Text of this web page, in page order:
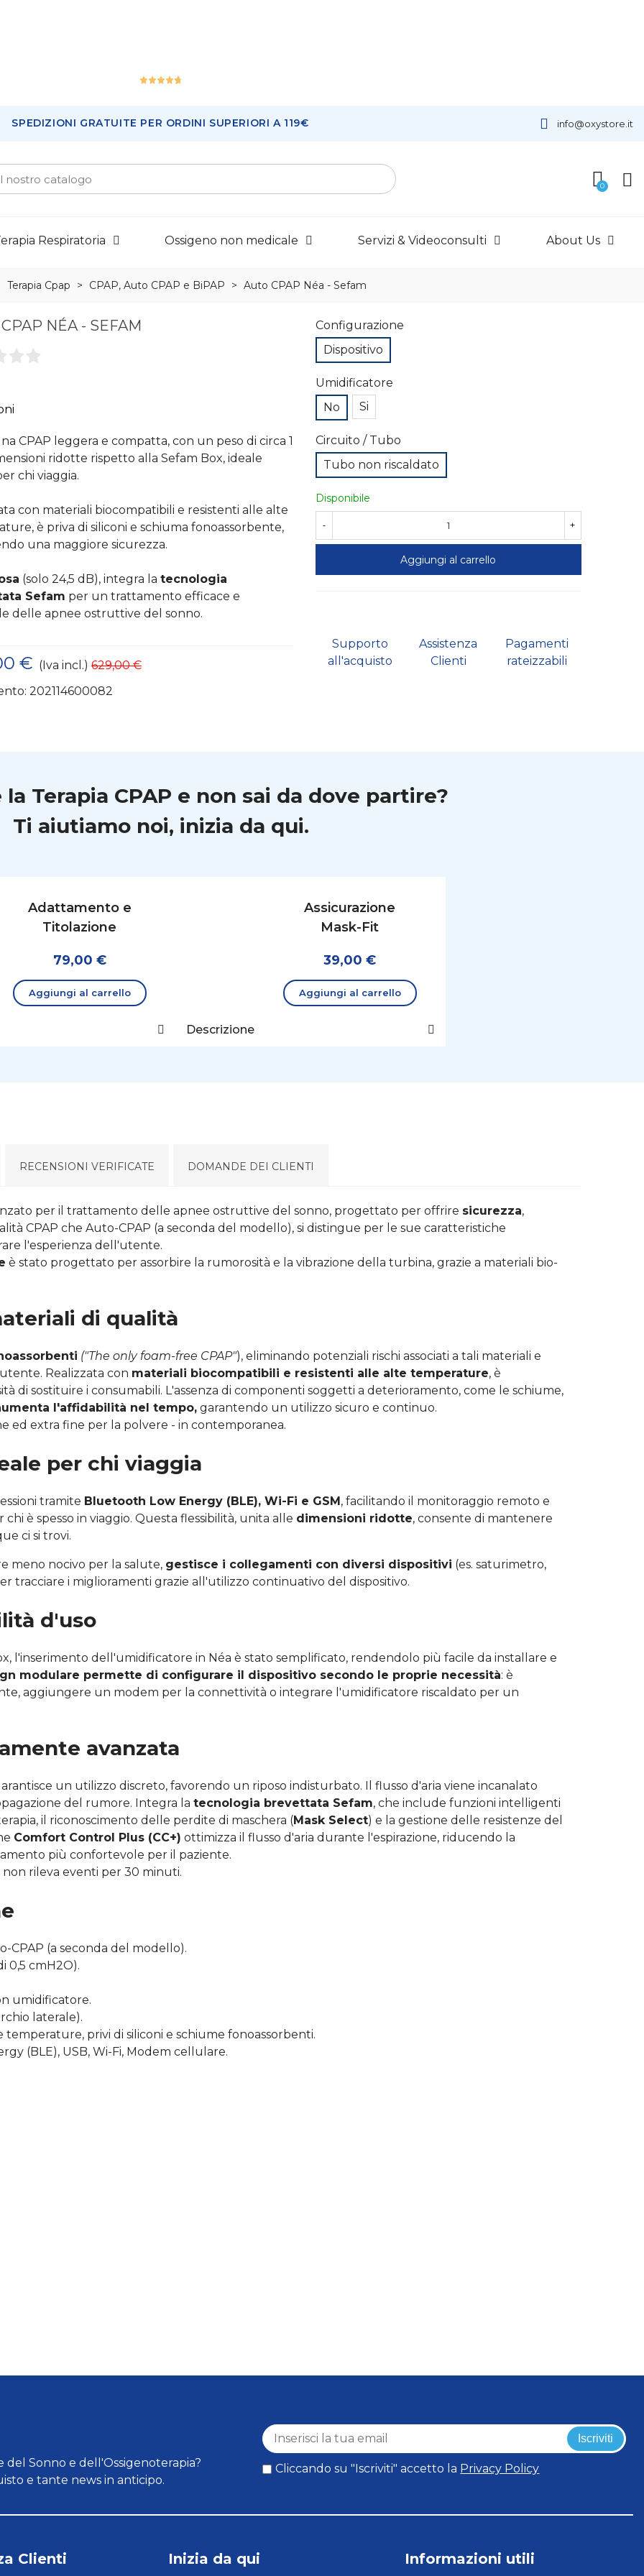
SPEDIZIONI GRATUITE PER ORDINI SUPERIORI A 119€
Ottimo
Recensioni
info@oxystore.it
Respiratoria Ossigeno non medicale Servizi & Videoconsulti About Us
Terapia Cpap > CPAP, Auto CPAP e BiPAP > Auto CPAP Néa - Sefam
NÉA - SEFAM
CPAP leggera e compatta, con un peso di circa 1
ridotte rispetto alla Sefam Box, ideale
chi viaggia.
con materiali biocompatibili e resistenti alle alte
è priva di siliconi e schiuma fonoassorbente,
una maggiore sicurezza.
(solo 24,5 dB), integra la tecnologia
Sefam per un trattamento efficace e
delle apnee ostruttive del sonno.
€ (Iva incl.) 629,00 €
202114600082
Configurazione
Dispositivo
Umidificatore
No
Si
Circuito / Tubo
Tubo non riscaldato
Disponibile
- +
Aggiungi al carrello
Supporto
all'acquisto
Assistenza
Clienti
Pagamenti
rateizzabili
Terapia CPAP e non sai da dove partire?
Ti aiutiamo noi, inizia da qui.
Adattamento e
Titolazione
79,00 €
Aggiungi al carrello
Assicurazione
Mask-Fit
39,00 €
Aggiungi al carrello
Descrizione
RECENSIONI VERIFICATE DOMANDE DEI CLIENTI
per il trattamento delle apnee ostruttive del sonno, progettato per offrire sicurezza,
CPAP che Auto-CPAP (a seconda del modello), si distingue per le sue caratteristiche
l'esperienza dell'utente.
è stato progettato per assorbire la rumorosità e la vibrazione della turbina, grazie a materiali bio-
di qualità
("The only foam-free CPAP"), eliminando potenziali rischi associati a tali materiali e
Realizzata con materiali biocompatibili e resistenti alle alte temperature, è
di sostituire i consumabili. L'assenza di componenti soggetti a deterioramento, come le schiume,
l'affidabilità nel tempo, garantendo un utilizzo sicuro e continuo.
ed extra fine per la polvere - in contemporanea.
per chi viaggia
tramite Bluetooth Low Energy (BLE), Wi-Fi e GSM, facilitando il monitoraggio remoto e
è spesso in viaggio. Questa flessibilità, unita alle dimensioni ridotte, consente di mantenere
ci si trovi.
meno nocivo per la salute, gestisce i collegamenti con diversi dispositivi (es. saturimetro,
tracciare i miglioramenti grazie all'utilizzo continuativo del dispositivo.
d'uso
l'inserimento dell'umidificatore in Néa è stato semplificato, rendendolo più facile da installare e
modulare permette di configurare il dispositivo secondo le proprie necessità: è
aggiungere un modem per la connettività o integrare l'umidificatore riscaldato per un
avanzata
un utilizzo discreto, favorendo un riposo indisturbato. Il flusso d'aria viene incanalato
del rumore. Integra la tecnologia brevettata Sefam, che include funzioni intelligenti
il riconoscimento delle perdite di maschera (Mask Select) e la gestione delle resistenze del
Comfort Control Plus (CC+) ottimizza il flusso d'aria durante l'espirazione, riducendo la
più confortevole per il paziente.
rileva eventi per 30 minuti.
CPAP (a seconda del modello).
0,5 cmH2O).
umidificatore.
laterale).
privi di siliconi e schiume fonoassorbenti.
(BLE), USB, Wi-Fi, Modem cellulare.
Sonno e dell'Ossigenoterapia?
e tante news in anticipo.
Iscriviti
Cliccando su "Iscriviti" accetto la Privacy Policy
Clienti Inizia da qui Informazioni utili